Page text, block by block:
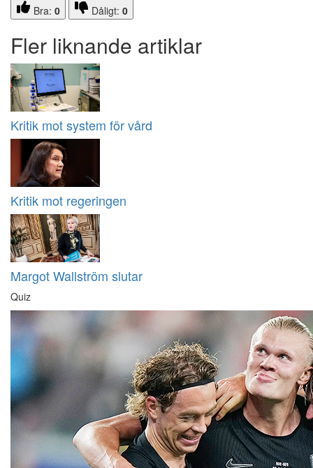
Bra: 0 Dåligt: 0
Fler liknande artiklar
Kritik mot system för vård
Kritik mot regeringen
Margot Wallström slutar
Quiz